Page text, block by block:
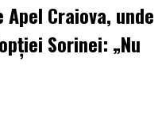
Craiova, unde
Sorinei: „Nu